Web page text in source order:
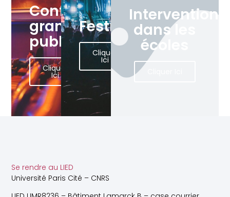
Conférences
grand
public
Cliquer
Ici
Festivals
Cliquer
Ici
Interventions
dans les
écoles
Se rendre au LIED
Université Paris Cité – CNRS